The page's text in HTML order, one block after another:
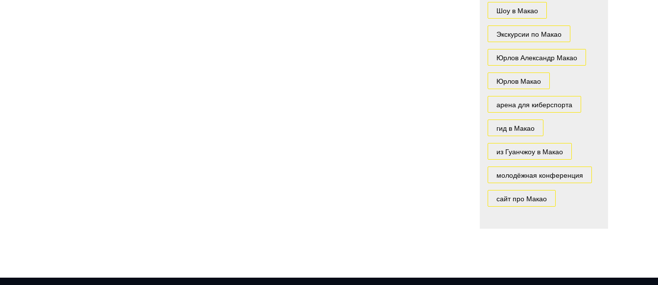
Шоу в Макао
Экскурсии по Макао
Юрлов Александр Макао
Юрлов Макао
арена для киберспорта
гид в Макао
из Гуанчжоу в Макао
молодёжная конференция
сайт про Макао